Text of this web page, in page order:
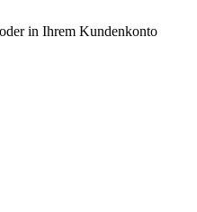
in Ihrem Kundenkonto